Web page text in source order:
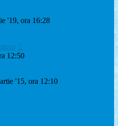
'19, ora 16:28
12:50
'15, ora 12:10